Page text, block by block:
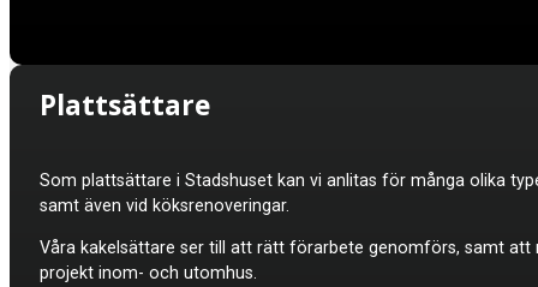
Plattsättare
Som plattsättare i Stadshuset kan vi anlitas för många olika
samt även vid köksrenoveringar.
Våra kakelsättare ser till att rätt förarbete genomförs, samt
projekt inom- och utomhus.